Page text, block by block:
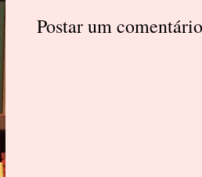
Postar um comentário